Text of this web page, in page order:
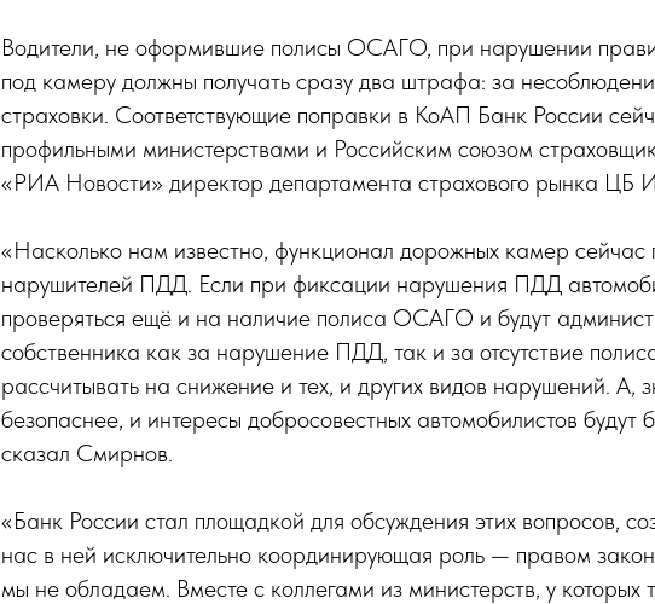
Водители, не оформившие полисы ОСАГО, при нарушении
под камеру должны получать сразу два штрафа: за
страховки. Соответствующие поправки в КоАП Банк России
профильными министерствами и Российским союзом
«РИА Новости» директор департамента страхового рынка ЦБ
«Насколько нам известно, функционал дорожных камер сейчас
нарушителей ПДД. Если при фиксации нарушения ПДД
проверяться ещё и на наличие полиса ОСАГО и будут
собственника как за нарушение ПДД, так и за отсутствие
рассчитывать на снижение и тех, и других видов нарушений. А,
безопаснее, и интересы добросовестных автомобилистов
сказал Смирнов.
«Банк России стал площадкой для обсуждения этих вопросов,
нас в ней исключительно координирующая роль — правом
мы не обладаем. Вместе с коллегами из министерств, у которых